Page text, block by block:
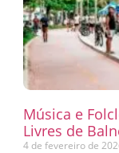
Música e
Livres de
4 de fevereiro de